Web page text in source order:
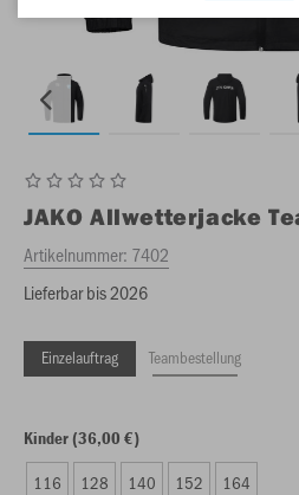
JAKO Allwetterjacke
Artikelnummer: 7402
Lieferbar bis 2026
Einzelauftrag Teambestellung
Kinder (36,00 €)
116 128 140 152 164